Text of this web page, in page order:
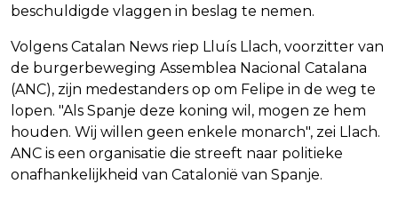
beschuldigde vlaggen in beslag te nemen.
Volgens Catalan News riep Lluís Llach, voorzitter van
de burgerbeweging Assemblea Nacional Catalana
(ANC), zijn medestanders op om Felipe in de weg te
lopen. "Als Spanje deze koning wil, mogen ze hem
houden. Wij willen geen enkele monarch", zei Llach.
ANC is een organisatie die streeft naar politieke
onafhankelijkheid van Catalonië van Spanje.